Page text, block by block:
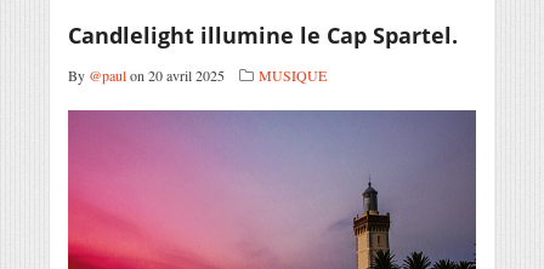
Candlelight illumine le Cap Spartel.
By @paulon 20 avril 2025 MUSIQUE